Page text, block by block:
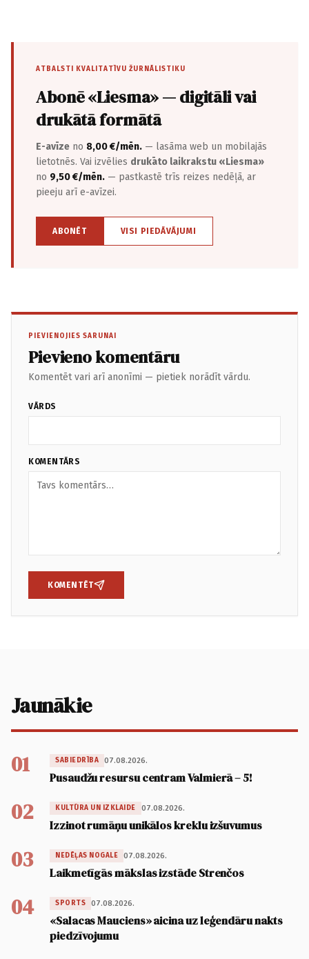
ATBALSTI KVALITATĪVU ŽURNĀLISTIKU
Abonē «Liesma» — digitāli vai
drukātā formātā
E-avīze no 8,00 €/mēn. — lasāma web un mobilajās
lietotnēs. Vai izvēlies drukāto laikrakstu «Liesma»
no 9,50 €/mēn. — pastkastē trīs reizes nedēļā, ar
pieeju arī e-avīzei.
ABONĒT VISI PIEDĀVĀJUMI
PIEVIENOJIES SARUNAI
Pievieno komentāru
Komentēt vari arī anonīmi — pietiek norādīt vārdu.
VĀRDS
KOMENTĀRS
KOMENTĒT
Jaunākie
01 SABIEDRĪBA 07.08.2026.
Pusaudžu resursu centram Valmierā – 5!
02 KULTŪRA UN IZKLAIDE 07.08.2026.
Izzinot rumāņu unikālos kreklu izšuvumus
03 NEDĒĻAS NOGALE 07.08.2026.
Laikmetīgās mākslas izstāde Strenčos
04 SPORTS 07.08.2026.
«Salacas Mauciens» aicina uz leģendāru nakts
piedzīvojumu